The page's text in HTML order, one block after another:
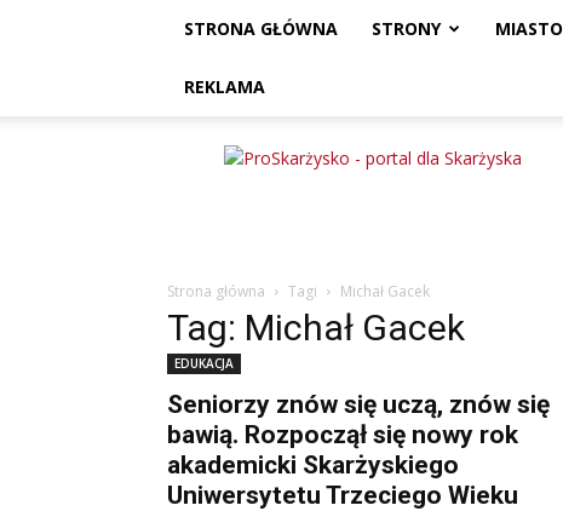
STRONA GŁÓWNA STRONY MIASTO
REKLAMA
ProSkarżysko
Strona główna Tagi Michał Gacek
Tag: Michał Gacek
EDUKACJA
Seniorzy znów się uczą, znów się
bawią. Rozpoczął się nowy rok
akademicki Skarżyskiego
Uniwersytetu Trzeciego Wieku